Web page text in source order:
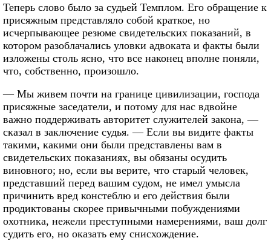
Теперь слово было за судьей Темплом. Его обращение к
присяжным представляло собой краткое, но
исчерпывающее резюме свидетельских показаний, в
котором разоблачались уловки адвоката и факты были
изложены столь ясно, что все наконец вполне поняли,
что, собственно, произошло.
— Мы живем почти на границе цивилизации, господа
присяжные заседатели, и потому для нас вдвойне
важно поддерживать авторитет служителей закона, —
сказал в заключение судья. — Если вы видите факты
такими, какими они были представлены вам в
свидетельских показаниях, вы обязаны осудить
виновного; но, если вы верите, что старый человек,
представший перед вашим судом, не имел умысла
причинить вред констеблю и его действия были
продиктованы скорее привычными побуждениями
охотника, нежели преступными намерениями, ваш долг
судить его, но оказать ему снисхождение.